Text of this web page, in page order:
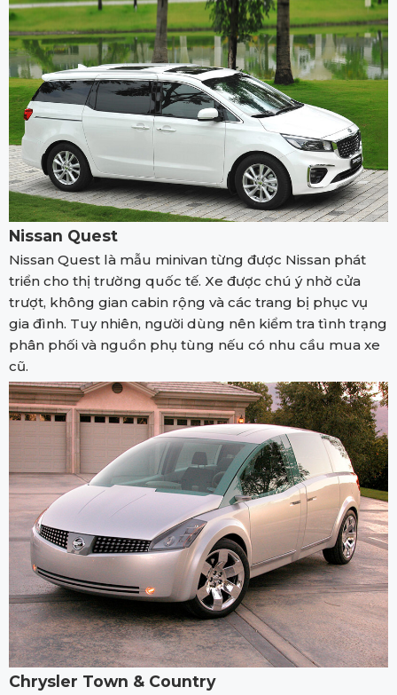
Nissan Quest
Nissan Quest là mẫu minivan từng được Nissan phát
triển cho thị trường quốc tế. Xe được chú ý nhờ cửa
trượt, không gian cabin rộng và các trang bị phục vụ
gia đình. Tuy nhiên, người dùng nên kiểm tra tình trạng
phân phối và nguồn phụ tùng nếu có nhu cầu mua xe
cũ.
Chrysler Town & Country